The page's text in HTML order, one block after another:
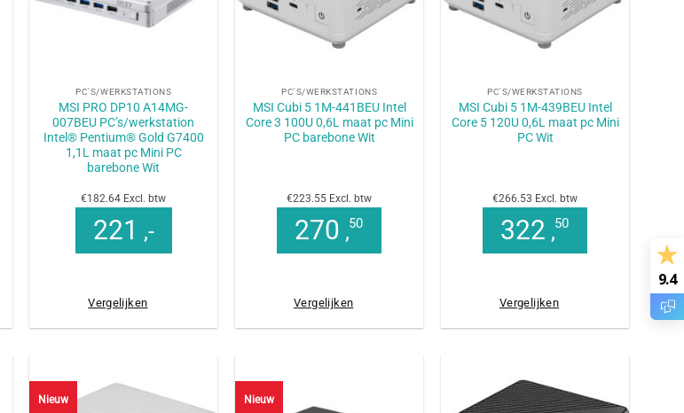
9.4
PC'S/WERKSTATIONS
MSI PRO DP10 A14MG-
007BEU PC’s/werkstation
Intel® Pentium® Gold G7400
1,1L maat pc Mini PC
barebone Wit
€182.64 Excl. btw
221 ,-
Vergelijken
PC'S/WERKSTATIONS
MSI Cubi 5 1M-441BEU Intel
Core 3 100U 0,6L maat pc Mini
PC barebone Wit
€223.55 Excl. btw
270 ,50
Vergelijken
PC'S/WERKSTATIONS
MSI Cubi 5 1M-439BEU Intel
Core 5 120U 0,6L maat pc Mini
PC Wit
€266.53 Excl. btw
322 ,50
Vergelijken
Nieuw Nieuw